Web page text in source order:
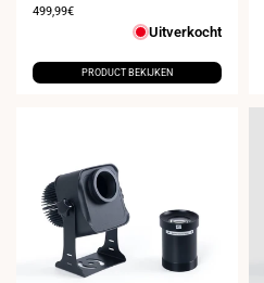
Verkoopprijs
499,99€
Uitverkocht
PRODUCT BEKIJKEN